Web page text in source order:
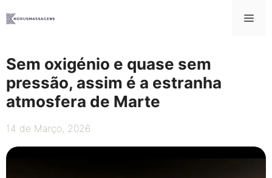
para
Sem oxigénio e quase sem
pressão, assim é a estranha
atmosfera de Marte
14 de Março, 2026